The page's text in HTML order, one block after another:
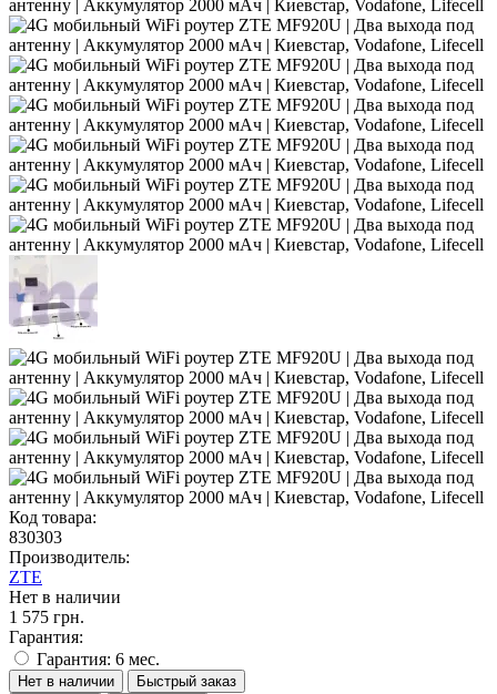
Код товара:
830303
Производитель:
ZTE
Нет в наличии
1 575 грн.
Гарантия:
Гарантия: 6 мес.
Нет в наличии
Быстрый заказ